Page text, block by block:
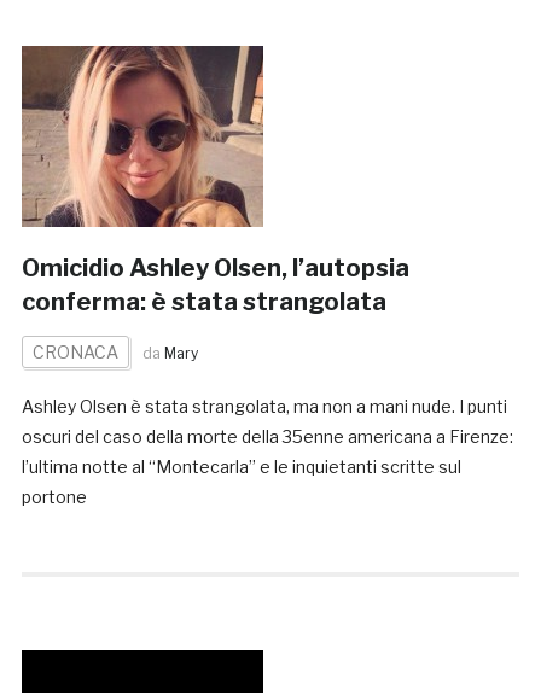
Omicidio Ashley Olsen, l’autopsia
conferma: è stata strangolata
CRONACA da Mary
Ashley Olsen è stata strangolata, ma non a mani nude. I punti
oscuri del caso della morte della 35enne americana a Firenze:
l’ultima notte al “Montecarla” e le inquietanti scritte sul
portone